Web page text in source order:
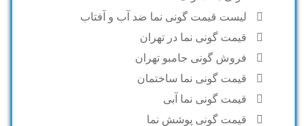
لیست قیمت گونی نما ضد آب و آفتاب
قیمت گونی نما در تهران
فروش گونی جامبو تهران
قیمت گونی نما ساختمان
قیمت گونی نما آبی
قیمت گونی پوشش نما